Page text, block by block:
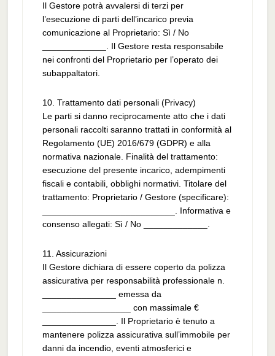
Il Gestore potrà avvalersi di terzi per
l’esecuzione di parti dell’incarico previa
comunicazione al Proprietario: Sì / No
_____________. Il Gestore resta responsabile
nei confronti del Proprietario per l’operato dei
subappaltatori.
10. Trattamento dati personali (Privacy)
Le parti si danno reciprocamente atto che i dati
personali raccolti saranno trattati in conformità al
Regolamento (UE) 2016/679 (GDPR) e alla
normativa nazionale. Finalità del trattamento:
esecuzione del presente incarico, adempimenti
fiscali e contabili, obblighi normativi. Titolare del
trattamento: Proprietario / Gestore (specificare):
___________________________. Informativa e
consenso allegati: Sì / No _____________.
11. Assicurazioni
Il Gestore dichiara di essere coperto da polizza
assicurativa per responsabilità professionale n.
_______________ emessa da
__________________ con massimale €
_______________. Il Proprietario è tenuto a
mantenere polizza assicurativa sull’immobile per
danni da incendio, eventi atmosferici e